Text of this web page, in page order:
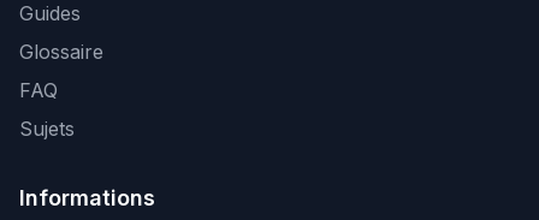
Guides
Glossaire
FAQ
Sujets
Informations